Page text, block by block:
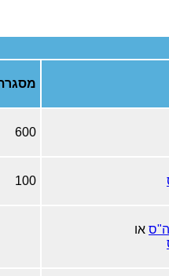
600
100
או